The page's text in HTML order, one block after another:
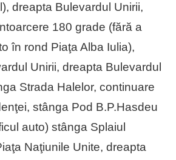
dreapta Bulevardul Unirii,
180 grade (fără a
în rond Piaţa Alba Iulia),
Unirii, dreapta Bulevardul
Strada Halelor, continuare
stânga Pod B.P.Hasdeu
auto) stânga Splaiul
Naţiunile Unite, dreapta